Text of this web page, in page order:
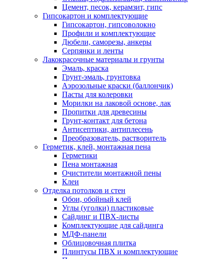
Цемент, песок, керамзит, гипс
Гипсокартон и комплектующие
Гипсокартон, гипсоволокно
Профили и комплектующие
Дюбели, саморезы, анкеры
Серпянки и ленты
Лакокрасочные материалы и грунты
Эмаль, краска
Грунт-эмаль, грунтовка
Аэрозольные краски (баллончик)
Пасты для колеровки
Морилки на лаковой основе, лак
Пропитки для древесины
Грунт-контакт для бетона
Антисептики, антиплесень
Преобразователь, растворитель
Герметик, клей, монтажная пена
Герметики
Пена монтажная
Очистители монтажной пены
Клеи
Отделка потолков и стен
Обои, обойный клей
Углы (уголки) пластиковые
Сайдинг и ПВХ-листы
Комплектующие для сайдинга
МДФ-панели
Облицовочная плитка
Плинтусы ПВХ и комплектующие